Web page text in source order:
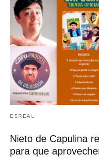
ESREAL
Nieto de Capulina
para que